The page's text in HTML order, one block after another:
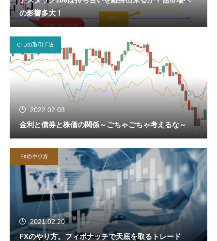
の影響多大！
CFDの取引手法
2022.02.03
金利と債券と株価の関係～ごちゃごちゃ考えるな～
FXのやり方
2021.02.20
FXのやり方。フィボナッチで天底を取るトレード